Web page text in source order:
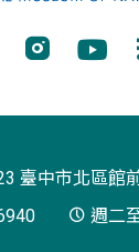
臺中市北區館
週二